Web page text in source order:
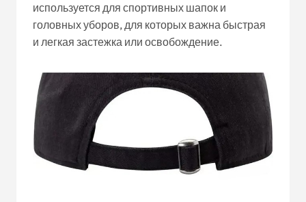
используется для спортивных шапок и
головных уборов, для которых важна быстрая
и легкая застежка или освобождение.